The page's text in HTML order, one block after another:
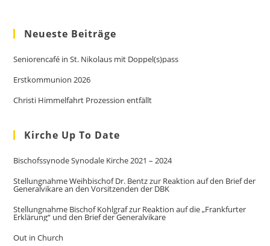
Neueste Beiträge
Seniorencafé in St. Nikolaus mit Doppel(s)pass
Erstkommunion 2026
Christi Himmelfahrt Prozession entfällt
Kirche Up To Date
Bischofssynode Synodale Kirche 2021 – 2024
Stellungnahme Weihbischof Dr. Bentz zur Reaktion auf den Brief der
Generalvikare an den Vorsitzenden der DBK
Stellungnahme Bischof Kohlgraf zur Reaktion auf die „Frankfurter
Erklärung“ und den Brief der Generalvikare
Out in Church